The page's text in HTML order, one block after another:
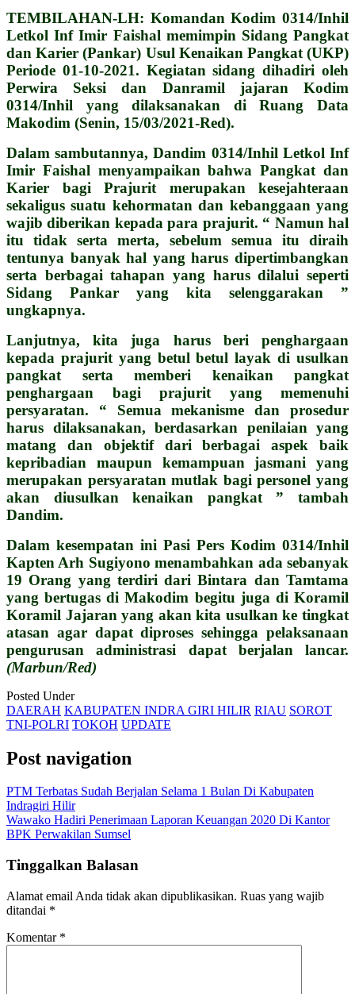
TEMBILAHAN-LH: Komandan Kodim 0314/Inhil
Letkol Inf Imir Faishal memimpin Sidang Pangkat
dan Karier (Pankar) Usul Kenaikan Pangkat (UKP)
Periode 01-10-2021. Kegiatan sidang dihadiri oleh
Perwira Seksi dan Danramil jajaran Kodim
0314/Inhil yang dilaksanakan di Ruang Data
Makodim (Senin, 15/03/2021-Red).
Dalam sambutannya, Dandim 0314/Inhil Letkol Inf
Imir Faishal menyampaikan bahwa Pangkat dan
Karier bagi Prajurit merupakan kesejahteraan
sekaligus suatu kehormatan dan kebanggaan yang
wajib diberikan kepada para prajurit. “ Namun hal
itu tidak serta merta, sebelum semua itu diraih
tentunya banyak hal yang harus dipertimbangkan
serta berbagai tahapan yang harus dilalui seperti
Sidang Pankar yang kita selenggarakan ”
ungkapnya.
Lanjutnya, kita juga harus beri penghargaan
kepada prajurit yang betul betul layak di usulkan
pangkat serta memberi kenaikan pangkat
penghargaan bagi prajurit yang memenuhi
persyaratan. “ Semua mekanisme dan prosedur
harus dilaksanakan, berdasarkan penilaian yang
matang dan objektif dari berbagai aspek baik
kepribadian maupun kemampuan jasmani yang
merupakan persyaratan mutlak bagi personel yang
akan diusulkan kenaikan pangkat ” tambah
Dandim.
Dalam kesempatan ini Pasi Pers Kodim 0314/Inhil
Kapten Arh Sugiyono menambahkan ada sebanyak
19 Orang yang terdiri dari Bintara dan Tamtama
yang bertugas di Makodim begitu juga di Koramil
Koramil Jajaran yang akan kita usulkan ke tingkat
atasan agar dapat diproses sehingga pelaksanaan
pengurusan administrasi dapat berjalan lancar.
(Marbun/Red)
Posted Under
DAERAH KABUPATEN INDRA GIRI HILIR RIAU SOROT
TNI-POLRI TOKOH UPDATE
Post navigation
PTM Terbatas Sudah Berjalan Selama 1 Bulan Di Kabupaten
Indragiri Hilir
Wawako Hadiri Penerimaan Laporan Keuangan 2020 Di Kantor
BPK Perwakilan Sumsel
Tinggalkan Balasan
Alamat email Anda tidak akan dipublikasikan. Ruas yang wajib
ditandai *
Komentar *